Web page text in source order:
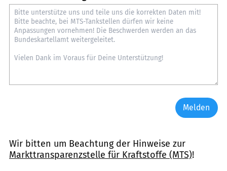
Melden
Wir bitten um Beachtung der Hinweise zur
Markttransparenzstelle für Kraftstoffe (MTS)!